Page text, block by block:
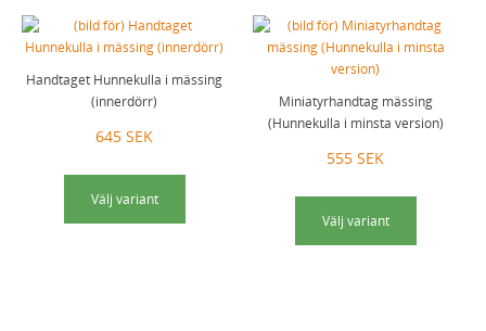
Handtaget Hunnekulla i mässing
(innerdörr)
645 SEK
Välj variant
Miniatyrhandtag mässing
(Hunnekulla i minsta version)
555 SEK
Välj variant